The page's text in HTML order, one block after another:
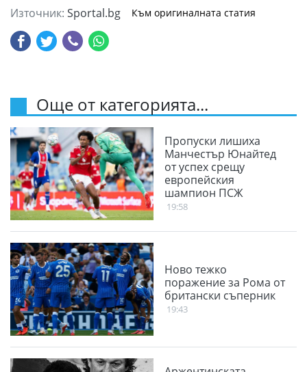
Източник: Sportal.bg Към оригиналната статия
Още от категорията...
Пропуски лишиха
Манчестър Юнайтед
от успех срещу
европейския
шампион ПСЖ
19:58
Ново тежко
поражение за Рома от
британски съперник
19:43